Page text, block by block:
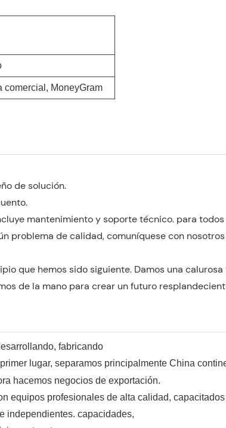
comercial, MoneyGram
de solución.
mantenimiento y soporte técnico. para
problema de calidad, comuníquese con
que hemos sido siguiente. Damos una
de la mano para crear un futuro
fabricando
lugar, separamos principalmente China
hacemos negocios de exportación.
equipos profesionales de alta calidad, capacitados
independientes. capacidades,